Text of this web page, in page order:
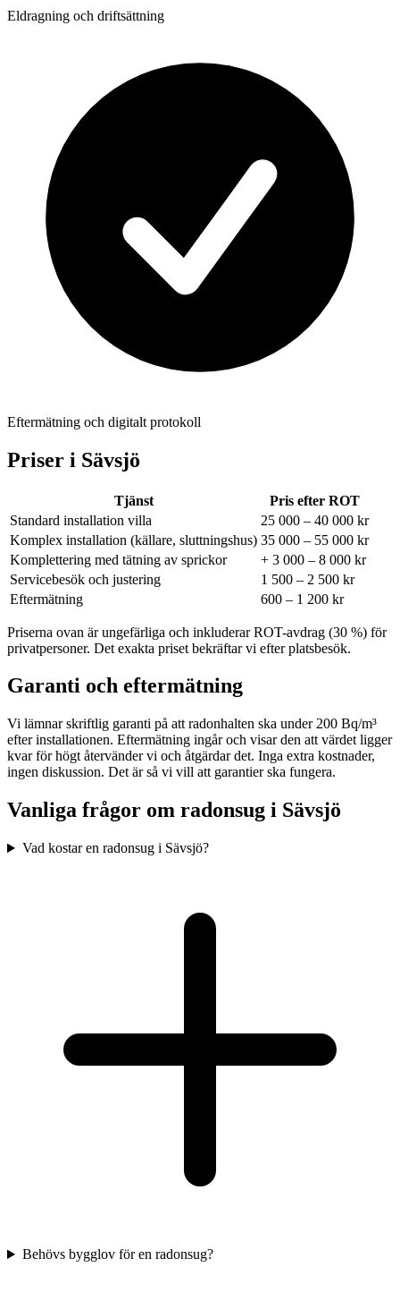
Eldragning och driftsättning
Eftermätning och digitalt protokoll
Priser i Sävsjö
Tjänst
Pris efter ROT
Standard installation villa
25 000 – 40 000 kr
Komplex installation (källare, sluttningshus) 35 000 – 55 000 kr
Komplettering med tätning av sprickor
+ 3 000 – 8 000 kr
Servicebesök och justering
1 500 – 2 500 kr
Eftermätning
600 – 1 200 kr
Priserna ovan är ungefärliga och inkluderar ROT-avdrag (30 %) för
privatpersoner. Det exakta priset bekräftar vi efter platsbesök.
Garanti och eftermätning
Vi lämnar skriftlig garanti på att radonhalten ska under 200 Bq/m³
efter installationen. Eftermätning ingår och visar den att värdet ligger
kvar för högt återvänder vi och åtgärdar det. Inga extra kostnader,
ingen diskussion. Det är så vi vill att garantier ska fungera.
Vanliga frågor om radonsug i Sävsjö
Vad kostar en radonsug i Sävsjö?
Behövs bygglov för en radonsug?